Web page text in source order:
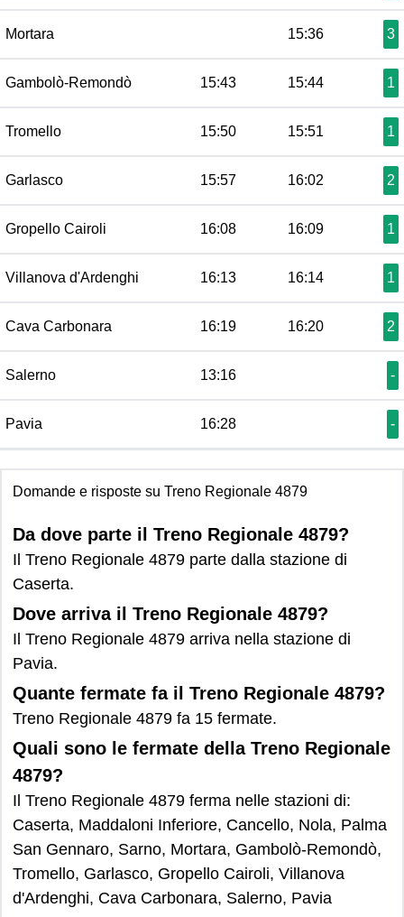
Mortara 15:36 3
Gambolò-Remondò 15:43 15:44 1
Tromello 15:50 15:51 1
Garlasco 15:57 16:02 2
Gropello Cairoli 16:08 16:09 1
Villanova d'Ardenghi 16:13 16:14 1
Cava Carbonara 16:19 16:20 2
Salerno 13:16 -
Pavia 16:28 -
Domande e risposte su Treno Regionale 4879
Da dove parte il Treno Regionale 4879?
Il Treno Regionale 4879 parte dalla stazione di
Caserta.
Dove arriva il Treno Regionale 4879?
Il Treno Regionale 4879 arriva nella stazione di
Pavia.
Quante fermate fa il Treno Regionale 4879?
Treno Regionale 4879 fa 15 fermate.
Quali sono le fermate della Treno Regionale
4879?
Il Treno Regionale 4879 ferma nelle stazioni di:
Caserta, Maddaloni Inferiore, Cancello, Nola, Palma
San Gennaro, Sarno, Mortara, Gambolò-Remondò,
Tromello, Garlasco, Gropello Cairoli, Villanova
d'Ardenghi, Cava Carbonara, Salerno, Pavia